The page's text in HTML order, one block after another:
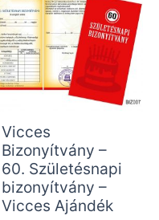
Vicces
Bizonyítvány –
60. Születésnapi
bizonyítvány –
Vicces Ajándék